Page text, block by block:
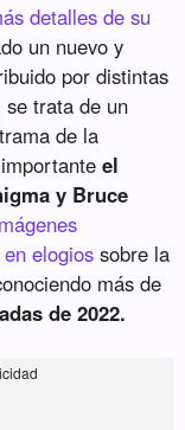
detalles de su
un nuevo y
por distintas
trata de un
de la
importanteel
y Bruce
elogios sobre la
más de
de 2022.